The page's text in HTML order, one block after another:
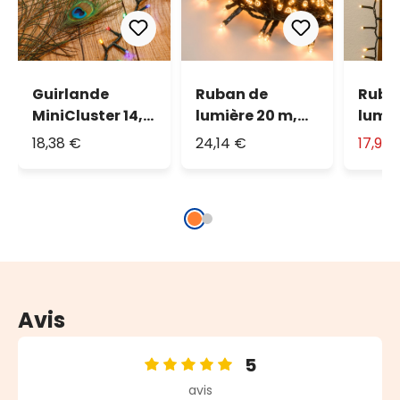
Guirlande
MiniCluster 14,9
m, 720 led
18,38 €
Ruban de
lumière 20 m,
1000 led blanc
24,14 €
1000
Avis
Note moyenne de 5 sur 5 étoiles
5
avis